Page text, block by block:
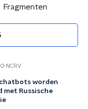
Fragmenten
NCRV
chatbots worden
met Russische